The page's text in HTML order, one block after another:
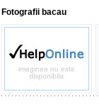
Fotografii bacau